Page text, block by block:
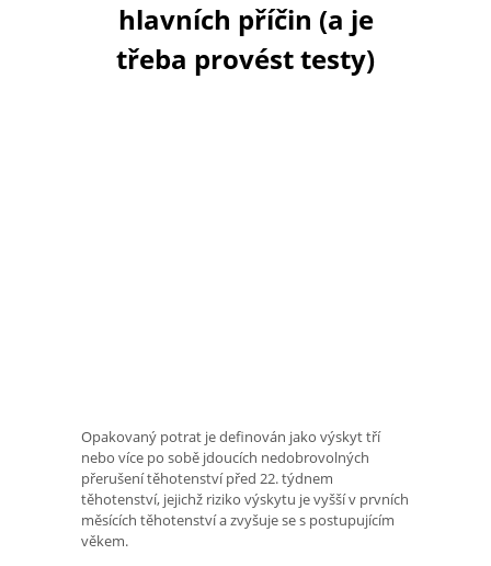
hlavních příčin (a je
třeba provést testy)
Opakovaný potrat je definován jako výskyt tří
nebo více po sobě jdoucích nedobrovolných
přerušení těhotenství před 22. týdnem
těhotenství, jejichž riziko výskytu je vyšší v prvních
měsících těhotenství a zvyšuje se s postupujícím
věkem.